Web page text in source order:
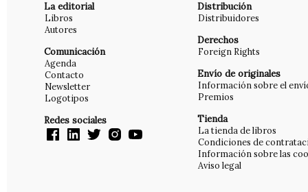
La editorial
Libros
Autores
Comunicación
Agenda
Contacto
Newsletter
Logotipos
Redes sociales
Distribución
Distribuidores
Derechos
Foreign Rights
Envío de originales
Información sobre el
Premios
Tienda
La tienda de libros
Condiciones de
Información sobre las
Aviso legal